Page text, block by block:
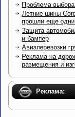
Проблема
Летние шины
прошли еще одни
Защита
и бампер
Авиаперевозки
Реклама на
размещения и
Реклама: